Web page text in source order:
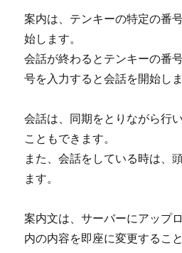
案内は、テンキーの特定の番
始します。
会話が終わるとテンキーの番
号を入力すると会話を開始しま
会話は、同期をとりながら行
こともできます。
また、会話をしている時は、
ます。
案内文は、サーバーにアップ
内の内容を即座に変更するこ